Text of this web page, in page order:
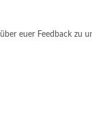
euer Feedback zu